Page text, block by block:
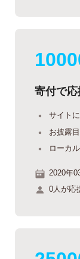
寄付で応
サイト
お披露
ローカ
2020年
0人が応